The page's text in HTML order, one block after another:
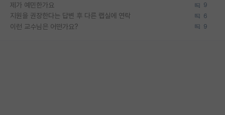
제가 예민한가요 9
지원을 권장한다는 답변 후 다른 랩실에 연락 6
이런 교수님은 어떤가요? 9